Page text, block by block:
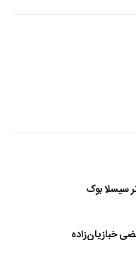
سیسلا بوک
خبازیان‌زاده